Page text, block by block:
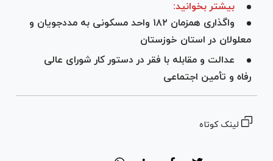
بیشتر بخوانید:
واگذاری همزمان ۱۸۲ واحد مسکونی به مددجویان و
معلولان در استان خوزستان
عدالت و مقابله با فقر در دستور کار شورای عالی
رفاه و تأمین اجتماعی
لینک کوتاه